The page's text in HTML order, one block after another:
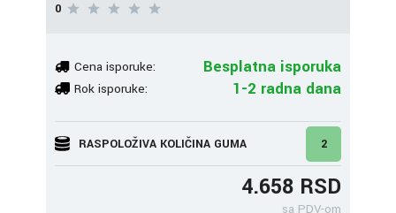
0
Cena isporuke: Besplatna isporuka
Rok isporuke: 1-2 radna dana
RASPOLOŽIVA KOLIČINA GUMA 2
4.658 RSD
sa PDV-om